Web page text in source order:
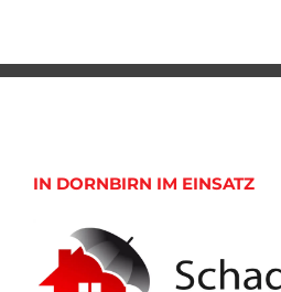
IN DORNBIRN IM EINSATZ